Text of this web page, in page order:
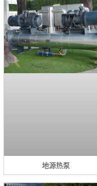
地源热泵